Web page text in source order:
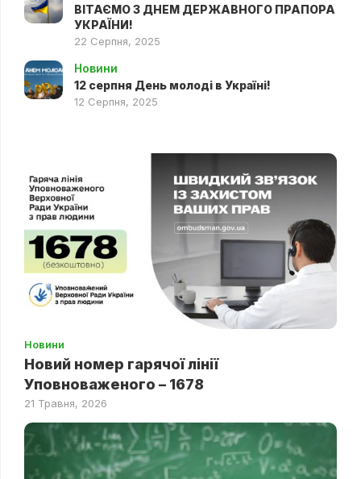
ВІТАЄМО З ДНЕМ ДЕРЖАВНОГО ПРАПОРА
УКРАЇНИ!
22 Серпня, 2025
Новини
12 серпня День молоді в Україні!
12 Серпня, 2025
Новини
Новий номер гарячої лінії
Уповноваженого – 1678
21 Травня, 2026